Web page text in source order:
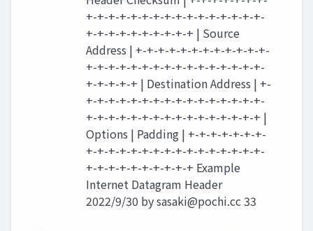
+-+-+-+-+-+-+-+-+-+-+-+-+-+-+-+-
+-+-+-+-+-+-+-+-+-+ | Source
Address | +-+-+-+-+-+-+-+-+-+-+-+-
+-+-+-+-+-+-+-+-+-+-+-+-+-+-+-+-
+-+-+-+-+ | Destination Address | +-
+-+-+-+-+-+-+-+-+-+-+-+-+-+-+-+-
+-+-+-+-+-+-+-+-+-+-+-+-+-+-+-+ |
Options | Padding | +-+-+-+-+-+-+-
+-+-+-+-+-+-+-+-+-+-+-+-+-+-+-+-
+-+-+-+-+-+-+-+-+-+ Example
Internet Datagram Header
2022/9/30 bysasaki@pochi.cc33